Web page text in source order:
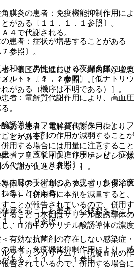
４で代謝される。
和物＜男性における夜間多尿による
ルト＞〔２．２参照〕［低ナトリウ
がある（機序は不明である）］。
誘導体（フェノバルビタール）、フ
シン［本剤の作用が減弱することが
用する場合には用量に注意すること
体、フェニトイン、リファンピシンは
代謝が促進される）］。
体（アスピリン、アスピリンダイア
等）［併用時に本剤を減量すると、
ことが報告されているので、併用す
ること（本剤はサリチル酸誘導体の
、血清中のサリチル酸誘導体の濃度
ファリンカリウム）［抗凝血剤の作
告されているので、併用する場合に
膜炎の患者：免疫機能抑制作用によ
がある〔１１．１．１参照〕。
患者：症状が増悪することがある
参照〕。
：眼圧の亢進により、緑内障が増悪
、１１．１．７参照〕。
者：電解質代謝作用により、高血圧
。
ある患者：電解質代謝作用により、
とがある。
者：血液凝固促進作用により、症状
１１．１．８参照〕。
内臓の手術創のある患者：創傷治癒
ることがある。
塞を起こした患者：心破裂を起こし
．１．９参照〕。
有効な抗菌剤の存在しない感染症・
患者：免疫機能抑制作用により、感
ある〔１１．１．１参照〕。